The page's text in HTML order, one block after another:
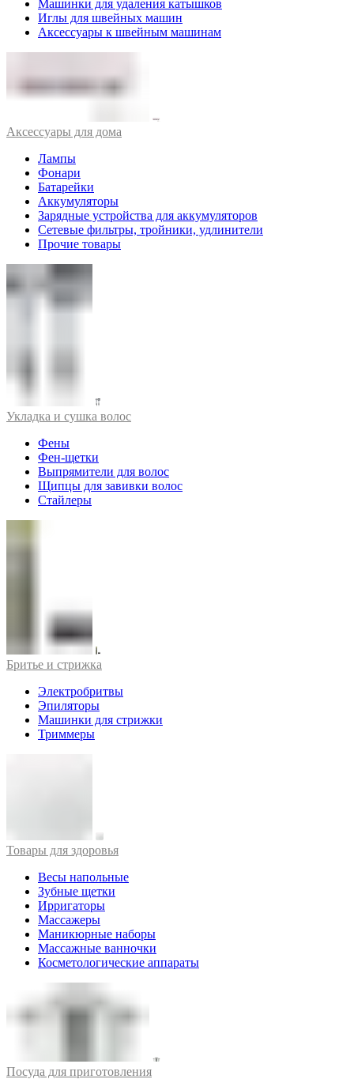
Машинки для удаления катышков
Иглы для швейных машин
Аксессуары к швейным машинам
Аксессуары для дома
Лампы
Фонари
Батарейки
Аккумуляторы
Зарядные устройства для аккумуляторов
Сетевые фильтры, тройники, удлинители
Прочие товары
Укладка и сушка волос
Фены
Фен-щетки
Выпрямители для волос
Щипцы для завивки волос
Стайлеры
Бритье и стрижка
Электробритвы
Эпиляторы
Машинки для стрижки
Триммеры
Товары для здоровья
Весы напольные
Зубные щетки
Ирригаторы
Массажеры
Маникюрные наборы
Массажные ванночки
Косметологические аппараты
Посуда для приготовления